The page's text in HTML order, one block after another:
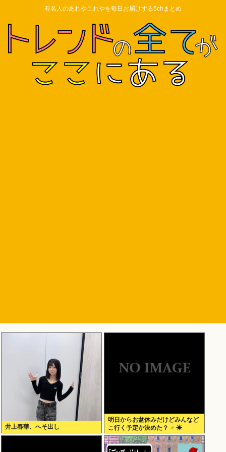
有名人のあれやこれやを毎日お届けする5chまとめ
井上春華、へそ出し
明日からお盆休みだけどみんなど
こ行く予定か決めた？ ‍♂ ☀